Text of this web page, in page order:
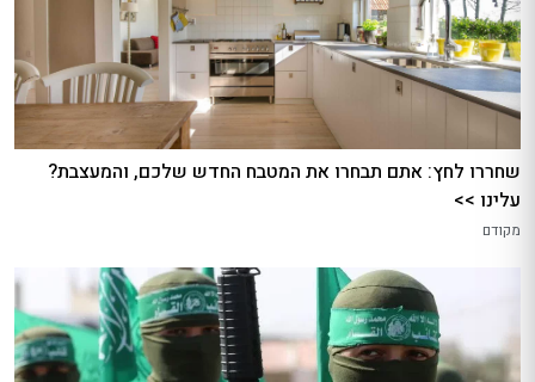
שחררו לחץ: אתם תבחרו את המטבח החדש שלכם, והמעצבת?
עלינו >>
מקודם